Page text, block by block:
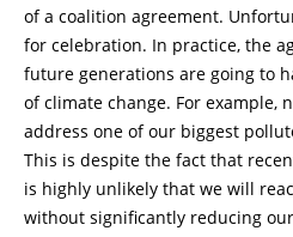
of a coalition agreement.
for celebration. In practice, the
future generations are going to
of climate change. For example,
address one of our biggest
This is despite the fact that
is highly unlikely that we will
without significantly reducing